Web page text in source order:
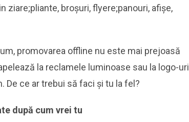
ziare;pliante, broșuri, flyere;panouri, afișe,
promovarea offline nu este mai prejoasă
la reclamele luminoase sau la logo-uri
De ce ar trebui să faci și tu la fel?
după cum vrei tu